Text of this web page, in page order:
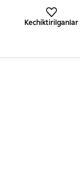
Kechiktirilganlar